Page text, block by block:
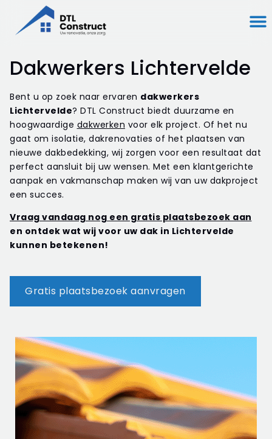
Dakwerkers Lichtervelde
Bent u op zoek naar ervaren dakwerkers
Lichtervelde? DTL Construct biedt duurzame en
hoogwaardige dakwerken voor elk project. Of het nu
gaat om isolatie, dakrenovaties of het plaatsen van
nieuwe dakbedekking, wij zorgen voor een resultaat dat
perfect aansluit bij uw wensen. Met een klantgerichte
aanpak en vakmanschap maken wij van uw dakproject
een succes.
Vraag vandaag nog een gratis plaatsbezoek aan
en ontdek wat wij voor uw dak in Lichtervelde
kunnen betekenen!
Gratis plaatsbezoek aanvragen